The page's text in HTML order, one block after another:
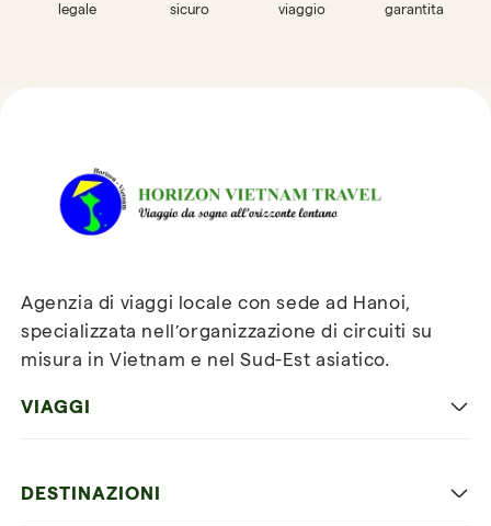
legale
sicuro
viaggio
garantita
Vietnam Travel
Agenzia di viaggi locale con sede ad Hanoi,
specializzata nell’organizzazione di circuiti su
misura in Vietnam e nel Sud-Est asiatico.
VIAGGI
DESTINAZIONI